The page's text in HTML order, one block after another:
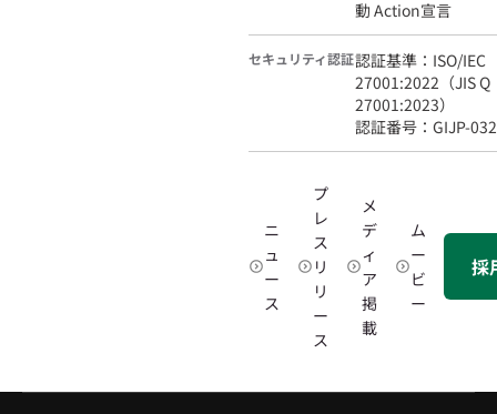
動 Action宣言
セキュリティ認証認証基準：ISO/IEC
27001:2022（JIS Q
27001:2023）
認証番号：GIJP-
ニ
ュ
ー
ス
プ
レ
ス
リ
リ
ー
ス
メ
デ
ィ
ア
掲
載
ム
ー
ビ
ー
採